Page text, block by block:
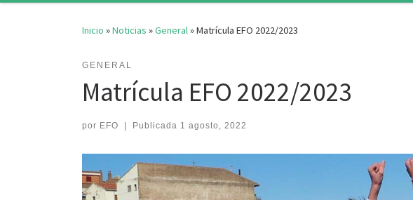
Inicio »Noticias »General»Matrícula EFO 2022/2023
GENERAL
Matrícula EFO 2022/2023
por EFO Publicada 1 agosto, 2022